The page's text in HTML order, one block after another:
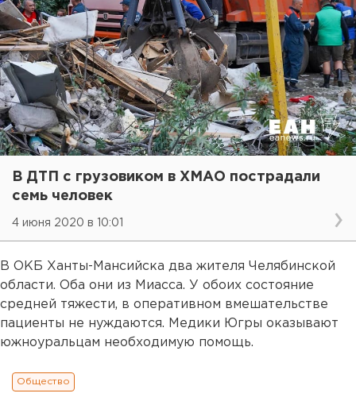
В ДТП с грузовиком в ХМАО пострадали
семь человек
4 июня 2020 в 10:01
В ОКБ Ханты-Мансийска два жителя Челябинской
области. Оба они из Миасса. У обоих состояние
средней тяжести, в оперативном вмешательстве
пациенты не нуждаются. Медики Югры оказывают
южноуральцам необходимую помощь.
Общество